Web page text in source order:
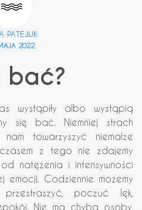
PATEJUK
2022
bać?
wystąpiły albo wystąpią
się bać. Niemniej strach
towarzyszyć niemalże
z tego nie zdajemy
natężenia i intensywności
emocji. Codziennie możemy
poczuć lęk,
Nie ma chyba osoby,